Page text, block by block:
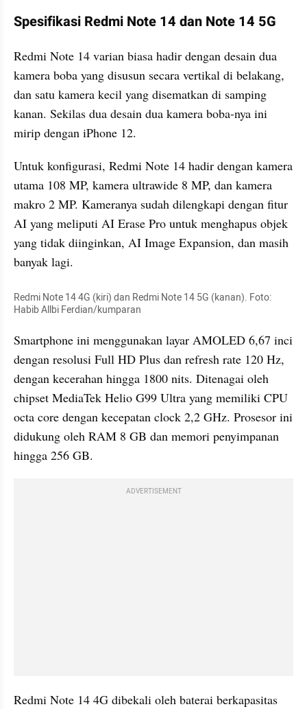
Spesifikasi Redmi Note 14 dan Note 14 5G
Redmi Note 14 varian biasa hadir dengan desain dua
kamera boba yang disusun secara vertikal di belakang,
dan satu kamera kecil yang disematkan di samping
kanan. Sekilas dua desain dua kamera boba-nya ini
mirip dengan iPhone 12.
Untuk konfigurasi, Redmi Note 14 hadir dengan kamera
utama 108 MP, kamera ultrawide 8 MP, dan kamera
makro 2 MP. Kameranya sudah dilengkapi dengan fitur
AI yang meliputi AI Erase Pro untuk menghapus objek
yang tidak diinginkan, AI Image Expansion, dan masih
banyak lagi.
Redmi Note 14 4G (kiri) dan Redmi Note 14 5G (kanan). Foto:
Habib Allbi Ferdian/kumparan
Smartphone ini menggunakan layar AMOLED 6,67 inci
dengan resolusi Full HD Plus dan refresh rate 120 Hz,
dengan kecerahan hingga 1800 nits. Ditenagai oleh
chipset MediaTek Helio G99 Ultra yang memiliki CPU
octa core dengan kecepatan clock 2,2 GHz. Prosesor ini
didukung oleh RAM 8 GB dan memori penyimpanan
hingga 256 GB.
ADVERTISEMENT
Redmi Note 14 4G dibekali oleh baterai berkapasitas